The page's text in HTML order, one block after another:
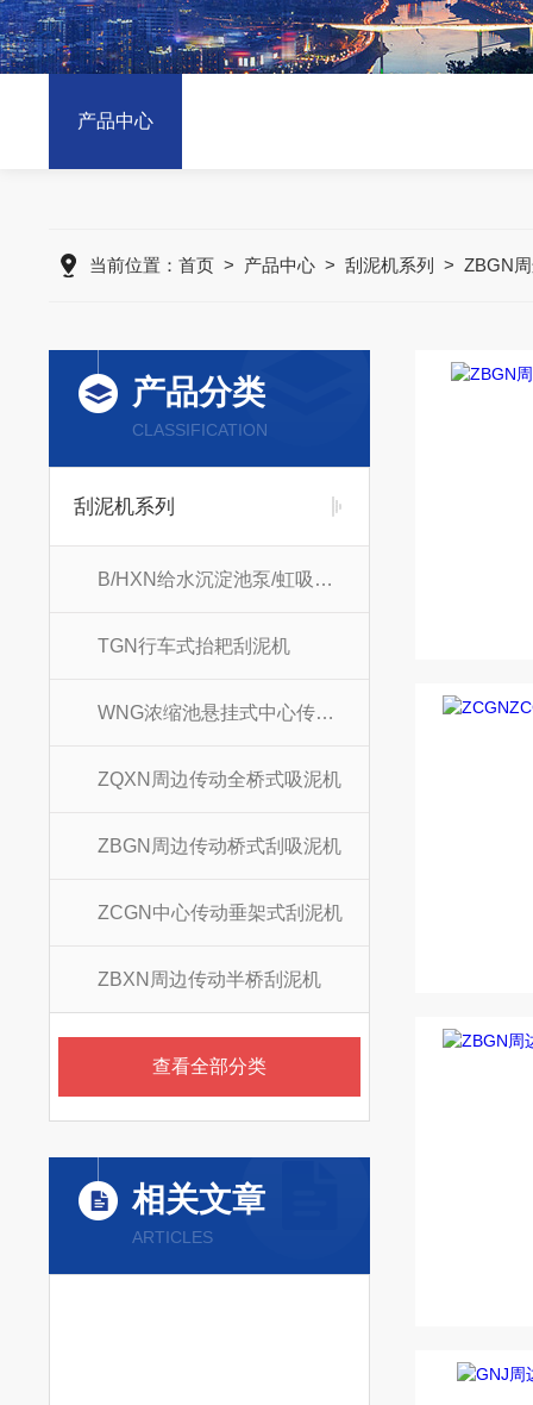
产品中心
当前位置： 首页> 产品中心> 刮泥机系列 > ZBGN
产品分类
CLASSIFICATION
刮泥机系列
B/HXN给水沉淀池泵/虹吸式吸泥机
TGN行车式抬耙刮泥机
WNG浓缩池悬挂式中心传动刮吸泥机
ZQXN周边传动全桥式吸泥机
ZBGN周边传动桥式刮吸泥机
ZCGN中心传动垂架式刮泥机
ZBXN周边传动半桥刮泥机
查看全部分类
相关文章
ARTICLES